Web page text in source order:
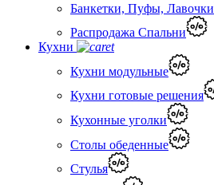
Банкетки, Пуфы, Лавочки
Распродажа Спальни
Кухни
Кухни модульные
Кухни готовые решения
Кухонные уголки
Столы обеденные
Стулья